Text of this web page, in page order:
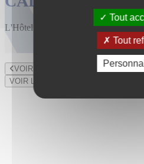
L'Hôtel des Ventes est installé au
VOIR LE LOT PRÉCÉDENT
VOIR LE LOT SUIVANT
Tout
Tout